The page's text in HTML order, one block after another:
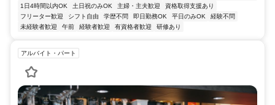
1日4時間以内OK
土日祝のみOK 主婦・主夫歓迎
資格取得支援あり
フリーター歓迎
シフト自由 学歴不問 即日勤務OK 平日のみOK
経験不問
未経験者歓迎
午前 経験者歓迎 有資格者歓迎 研修あり
アルバイト・パート